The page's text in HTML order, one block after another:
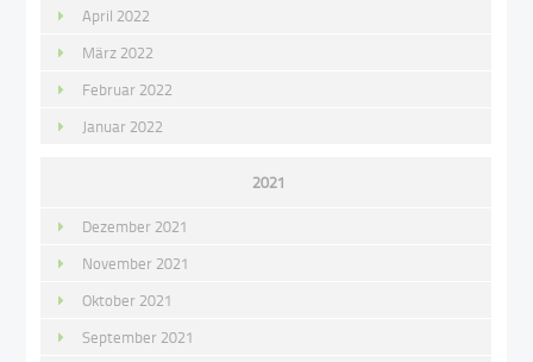
April 2022
März 2022
Februar 2022
Januar 2022
2021
Dezember 2021
November 2021
Oktober 2021
September 2021